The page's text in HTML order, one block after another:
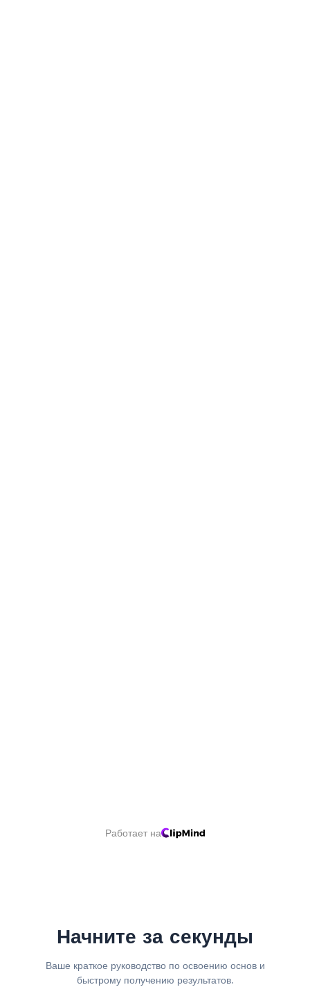
Работает на
Начните за секунды
Ваше краткое руководство по освоению основ и
быстрому получению результатов.